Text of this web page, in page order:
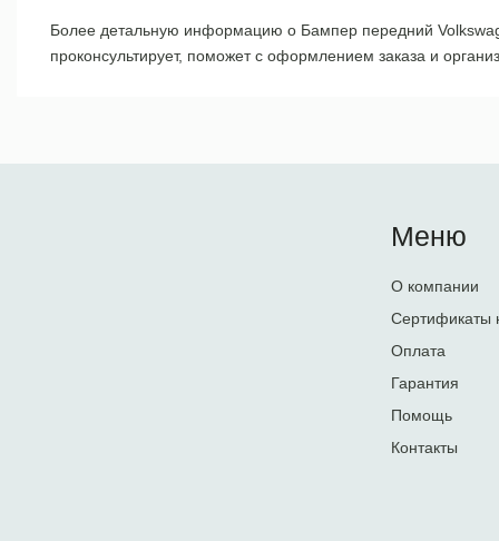
Более детальную информацию о Бампер передний
проконсультирует, поможет с оформлением заказа и
Меню
О компании
Сертификаты
Оплата
Гарантия
Помощь
Контакты